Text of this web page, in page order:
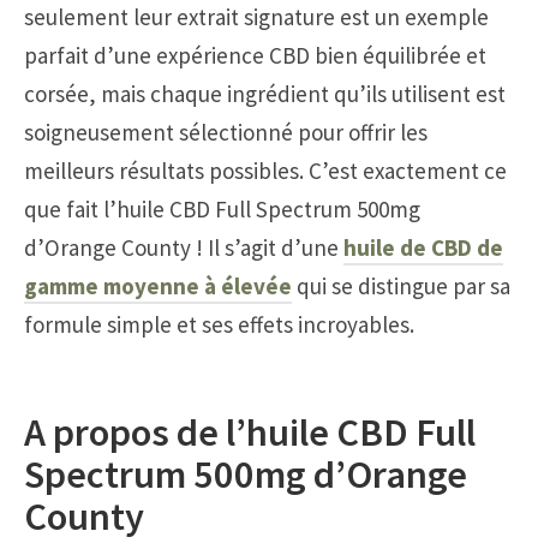
seulement leur extrait signature est un exemple
parfait d’une expérience CBD bien équilibrée et
corsée, mais chaque ingrédient qu’ils utilisent est
soigneusement sélectionné pour offrir les
meilleurs résultats possibles. C’est exactement ce
que fait l’huile CBD Full Spectrum 500mg
d’Orange County ! Il s’agit d’une huile de CBD de
gamme moyenne à élevée qui se distingue par sa
formule simple et ses effets incroyables.
A propos de l’huile CBD Full
Spectrum 500mg d’Orange
County